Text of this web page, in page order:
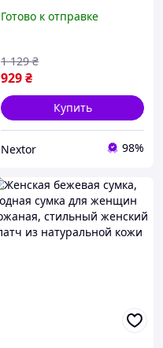
цвета, чтобы дополнить
Готово к отправке
929₴
1 129 ₴
Купить
Nextor 98%